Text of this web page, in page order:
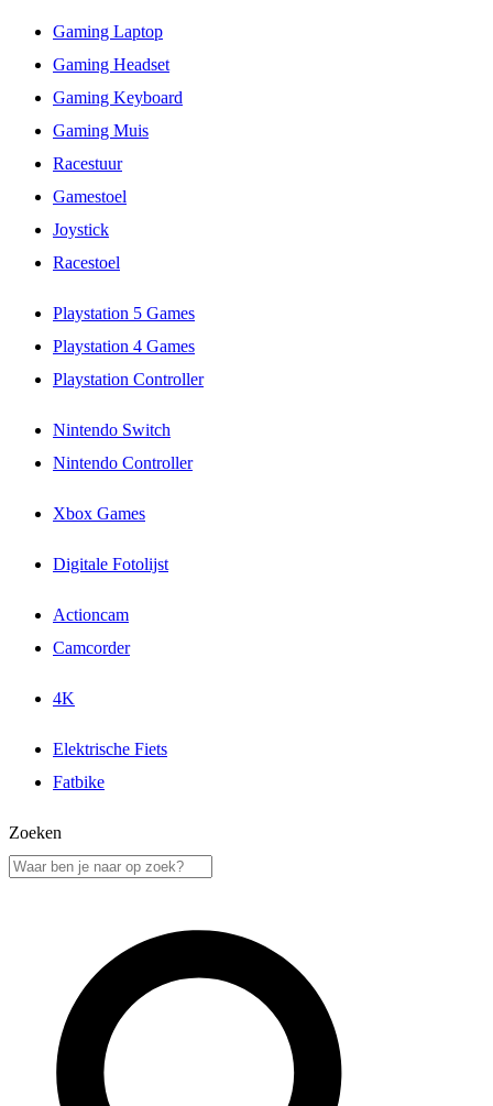
Gaming Laptop
Gaming Headset
Gaming Keyboard
Gaming Muis
Racestuur
Gamestoel
Joystick
Racestoel
Playstation 5 Games
Playstation 4 Games
Playstation Controller
Nintendo Switch
Nintendo Controller
Xbox Games
Digitale Fotolijst
Actioncam
Camcorder
4K
Elektrische Fiets
Fatbike
Zoeken